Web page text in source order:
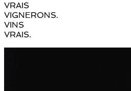
VRAIS
VIGNERONS.
VINS
VRAIS.